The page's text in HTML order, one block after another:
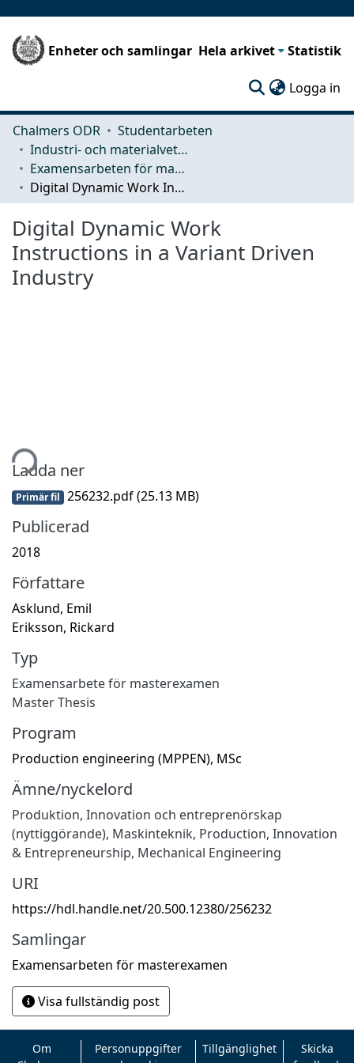
Enheter och samlingar Hela arkivet Statistik
Logga in
Chalmers ODR
Studentarbeten
Industri- och materialvetenskap (IMS)
Examensarbeten för masterexamen
Digital Dynamic Work Instructions in a Variant Driven Industry
Digital Dynamic Work
Instructions in a Variant Driven
Industry
Ladda ner
Primär fil 256232.pdf(25.13 MB)
Publicerad
2018
Författare
Asklund, Emil
Eriksson, Rickard
Typ
Examensarbete för masterexamen
Master Thesis
Program
Production engineering (MPPEN), MSc
Ämne/nyckelord
Produktion, Innovation och entreprenörskap
(nyttiggörande), Maskinteknik, Production, Innovation
& Entrepreneurship, Mechanical Engineering
URI
https://hdl.handle.net/20.500.12380/256232
Samlingar
Examensarbeten för masterexamen
Visa fullständig post
Om
Personuppgifter
Tillgänglighet
Skicka